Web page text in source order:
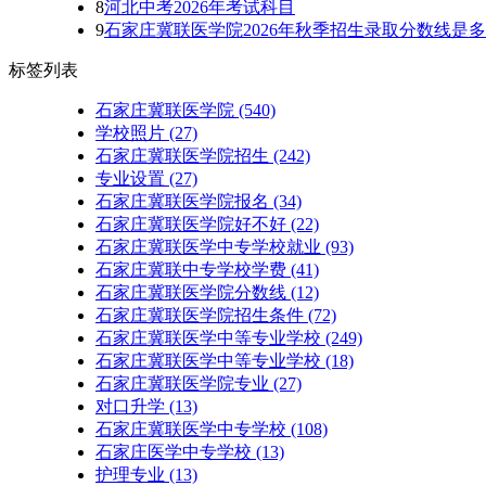
8河北中考2026年考试科目
9石家庄冀联医学院2026年秋季招生录取分数线是
标签列表
石家庄冀联医学院 (540)
学校照片 (27)
石家庄冀联医学院招生 (242)
专业设置 (27)
石家庄冀联医学院报名 (34)
石家庄冀联医学院好不好 (22)
石家庄冀联医学中专学校就业 (93)
石家庄冀联中专学校学费 (41)
石家庄冀联医学院分数线 (12)
石家庄冀联医学院招生条件 (72)
石家庄冀联医学中等专业学校 (249)
石家庄冀联医学中等专业学校​ (18)
石家庄冀联医学院专业 (27)
对口升学 (13)
石家庄冀联医学中专学校 (108)
石家庄医学中专学校 (13)
护理专业 (13)